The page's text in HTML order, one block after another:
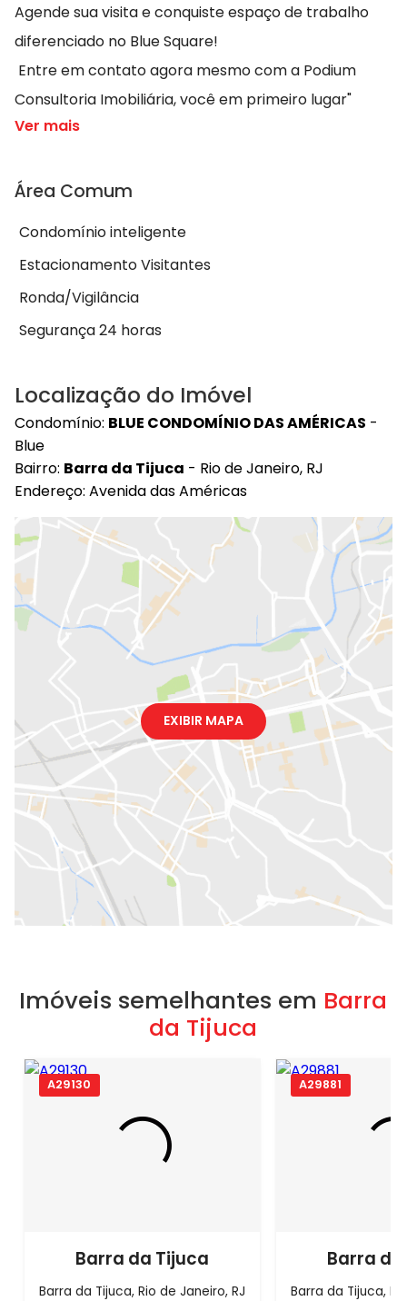
Agende sua visita e conquiste espaço de trabalho
diferenciado no Blue Square!
Entre em contato agora mesmo com a Podium
Consultoria Imobiliária, você em primeiro lugar"
Ver mais
Área Comum
Condomínio inteligente
Estacionamento Visitantes
Ronda/Vigilância
Segurança 24 horas
Localização do Imóvel
Condomínio: BLUE CONDOMÍNIO DAS AMÉRICAS -
Blue
Bairro: Barra da Tijuca - Rio de Janeiro, RJ
Endereço: Avenida das Américas
EXIBIR MAPA
Imóveis semelhantes em Barra
da Tijuca
A29130
Barra da Tijuca
Barra da Tijuca, Rio de Janeiro, RJ
A29881
Barra
Barra da Tijuca,